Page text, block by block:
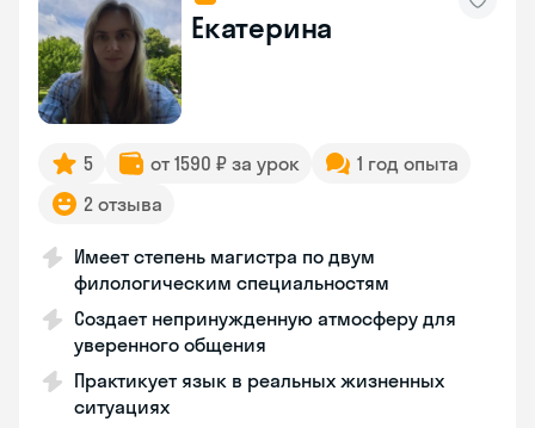
Екатерина
5 от 1590 ₽ за урок
1 год опыта
2 отзыва
Имеет степень магистра по двум
филологическим специальностям
Создает непринужденную атмосферу для
уверенного общения
Практикует язык в реальных жизненных
ситуациях